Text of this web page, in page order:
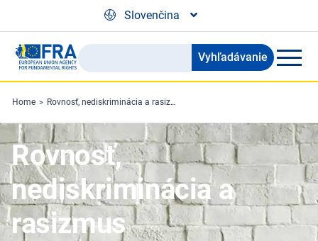
Slovenčina
Search
the
FRA
website
Vyhľadávanie
Home Rovnosť, nediskriminácia a rasizmus
Rovnosť,
nediskriminácia a
rasizmus